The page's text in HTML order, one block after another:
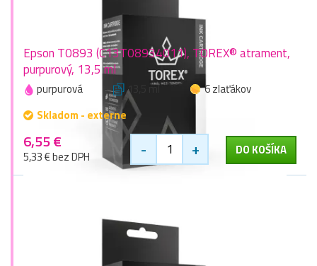
Epson T0893 (C13T08934011), TOREX® atrament,
purpurový, 13,5 ml
purpurová 13,5 ml
6 zlaťákov
Skladom - externe
6,55 €
5,33 € bez DPH - + DO KOŠÍKA